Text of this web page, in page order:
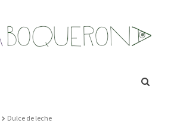
Dulce de leche